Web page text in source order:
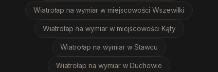
Wiatrołap na wymiar w miejscowości Wszewilki
Wiatrołap na wymiar w miejscowości Kąty
Wiatrołap na wymiar w Stawcu
Wiatrołap na wymiar w Duchowie